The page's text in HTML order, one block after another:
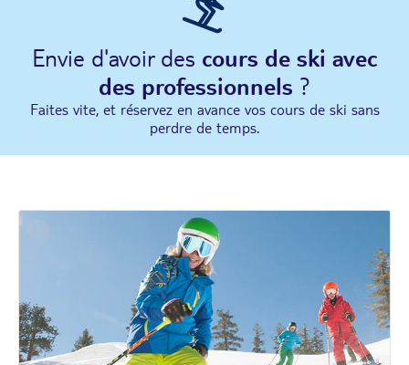
Envie d'avoir des cours de ski avec
des professionnels ?
Faites vite, et réservez en avance vos cours de ski sans
perdre de temps.